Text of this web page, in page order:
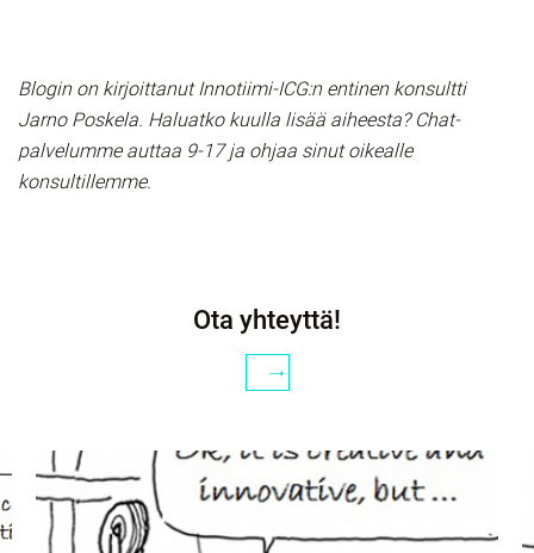
Blogin on kirjoittanut Innotiimi-ICG:n entinen konsultti
Jarno Poskela. Haluatko kuulla lisää aiheesta? Chat-
palvelumme auttaa 9-17 ja ohjaa sinut oikealle
konsultillemme.
Ota yhteyttä!